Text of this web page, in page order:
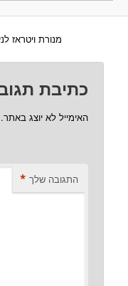
מנורת ויטראז
כתיבת
האימייל לא יוצג באתר.
התגובה שלך *